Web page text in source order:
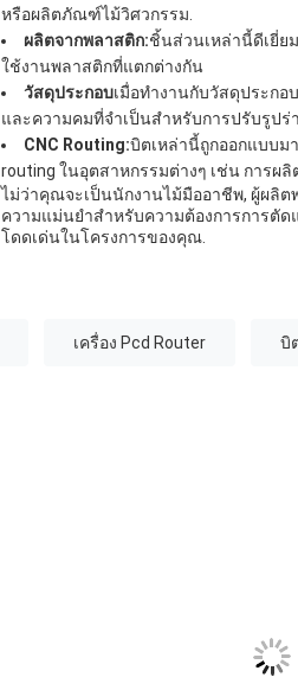
หรือผลิตภัณฑ์ไม้วิศวกรรม.
ผลิตจากพลาสติก:ชิ้นส่วนเหล่านี้ดีเยี่ย
ใช้งานพลาสติกที่แตกต่างกัน
วัสดุประกอบเมื่อทํางานกับวัสดุประกอ
และความคมที่จําเป็นสําหรับการปรับรูปร่
CNC Routing:บิตเหล่านี้ถูกออกแบบม
routing ในอุตสาหกรรมต่างๆ เช่น การผ
ไม่ว่าคุณจะเป็นนักงานไม้มืออาชีพ, ผู้ผลิตพ
ความแม่นยําสําหรับความต้องการการตั
โดดเด่นในโครงการของคุณ.
เครื่อง Pcd Router บิ